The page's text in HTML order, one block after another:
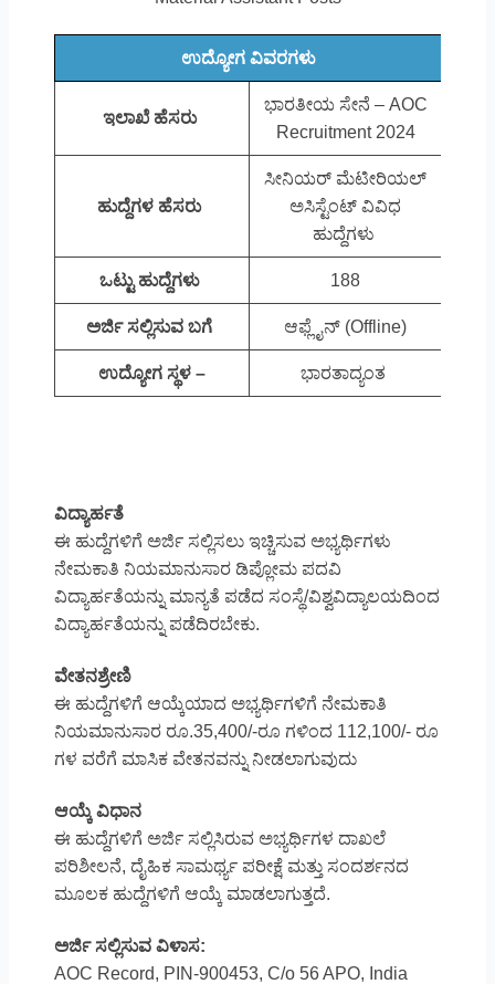
ಉದ್ಯೋಗ ವಿವರಗಳು
ಇಲಾಖೆ ಹೆಸರು
ಭಾರತೀಯ ಸೇನೆ – AOC
Recruitment 2024
ಹುದ್ದೆಗಳ ಹೆಸರು
ಸೀನಿಯರ್ ಮೆಟೀರಿಯಲ್
ಅಸಿಸ್ಟೆಂಟ್ ವಿವಿಧ
ಹುದ್ದೆಗಳು
ಒಟ್ಟು ಹುದ್ದೆಗಳು 188
ಅರ್ಜಿ ಸಲ್ಲಿಸುವ ಬಗೆ ಆಫ್ಲೈನ್ (Offline)
ಉದ್ಯೋಗ ಸ್ಥಳ – ಭಾರತಾದ್ಯಂತ
ವಿದ್ಯಾರ್ಹತೆ
ಈ ಹುದ್ದೆಗಳಿಗೆ ಅರ್ಜಿ ಸಲ್ಲಿಸಲು ಇಚ್ಚಿಸುವ ಅಭ್ಯರ್ಥಿಗಳು
ನೇಮಕಾತಿ ನಿಯಮಾನುಸಾರ ಡಿಪ್ಲೋಮ ಪದವಿ
ವಿದ್ಯಾರ್ಹತೆಯನ್ನು ಮಾನ್ಯತೆ ಪಡೆದ ಸಂಸ್ಥೆ/ವಿಶ್ವವಿದ್ಯಾಲಯದಿಂದ
ವಿದ್ಯಾರ್ಹತೆಯನ್ನು ಪಡೆದಿರಬೇಕು.
ವೇತನಶ್ರೇಣಿ
ಈ ಹುದ್ದೆಗಳಿಗೆ ಆಯ್ಕೆಯಾದ ಅಭ್ಯರ್ಥಿಗಳಿಗೆ ನೇಮಕಾತಿ
ನಿಯಮಾನುಸಾರ ರೂ.35,400/-ರೂ ಗಳಿಂದ 112,100/- ರೂ
ಗಳ ವರೆಗೆ ಮಾಸಿಕ ವೇತನವನ್ನು ನೀಡಲಾಗುವುದು
ಆಯ್ಕೆ ವಿಧಾನ
ಈ ಹುದ್ದೆಗಳಿಗೆ ಅರ್ಜಿ ಸಲ್ಲಿಸಿರುವ ಅಭ್ಯರ್ಥಿಗಳ ದಾಖಲೆ
ಪರಿಶೀಲನೆ, ದೈಹಿಕ ಸಾಮರ್ಥ್ಯ ಪರೀಕ್ಷೆ ಮತ್ತು ಸಂದರ್ಶನದ
ಮೂಲಕ ಹುದ್ದೆಗಳಿಗೆ ಆಯ್ಕೆ ಮಾಡಲಾಗುತ್ತದೆ.
ಅರ್ಜಿ ಸಲ್ಲಿಸುವ ವಿಳಾಸ:
AOC Record, PIN-900453, C/o 56 APO, India